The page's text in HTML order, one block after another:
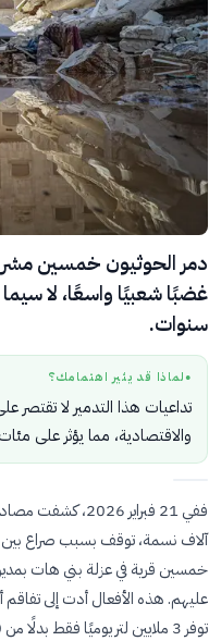
دمر الحوثيون خمسين
غضبًا شعبيًا واسعًا، لا
سنوات.
● لماذا قد يثير اهتمامك؟
تداعيات هذا التدمير لا
والاقتصادية، مما يؤثر على
ففي 21 فبراير
آلاف نسمة، توقف بسبب صراع بين
خمسين قرية في عزلة بني هات
عليهم. هذه الأفعال أدت إلى تفاقم
توفر 3 ملايين لتر يوميًا فقط بدلًا من 20 مليون لتر قبل الحرب.